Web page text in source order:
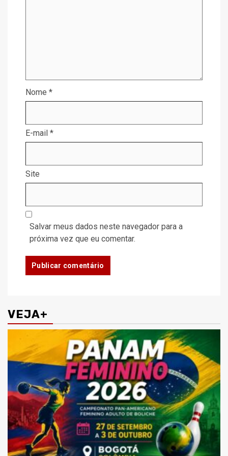
Nome *
E-mail *
Site
Salvar meus dados neste navegador para a
próxima vez que eu comentar.
VEJA+